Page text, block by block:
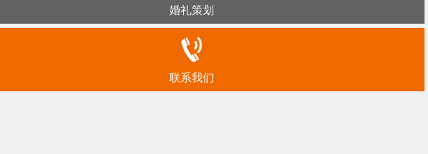
婚礼策划
联系我们